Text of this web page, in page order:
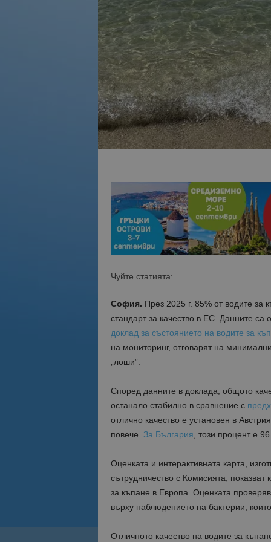
Чуйте статията:
София. През 2025 г. 85% от водите за
стандарт за качество в ЕС. Данните са
доклад за състоянието на водите за
на мониторинг, отговарят на
„лоши”.
Според данните в доклада, общото
останало стабилно в сравнение с
отлично качество е установен в Австрия,
повече. За България , този процент е
Оценката и интерактивната карта,
сътрудничество с Комисията,
за къпане в Европа. Оценката
върху наблюдението на бактерии,
Отличното качество на водите за